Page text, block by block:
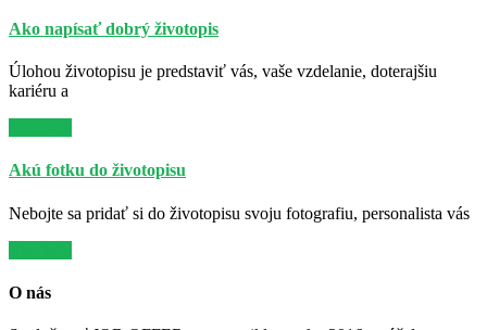
Ako napísať dobrý životopis
Úlohou životopisu je predstaviť vás, vaše vzdelanie, doterajšiu
kariéru a
Akú fotku do životopisu
Nebojte sa pridať si do životopisu svoju fotografiu, personalista vás
O nás